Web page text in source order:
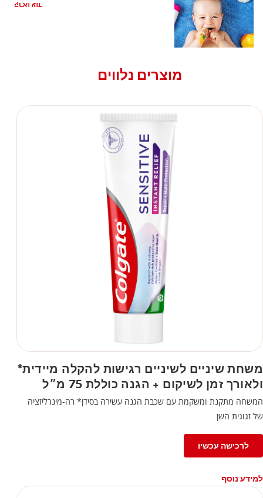
קראו עוד
מוצרים נלווים
משחת שיניים לשיניים רגישות להקלה מיידית*
ולאורך זמן לשיקום + הגנה כוללת 75 מ״ל
המשחה מתקנת ומשקמת עם שכבת הגנה עשירה בסידן* רה-מינרליזציה
של זגוגית השן
לרכישה עכשיו
למידע נוסף